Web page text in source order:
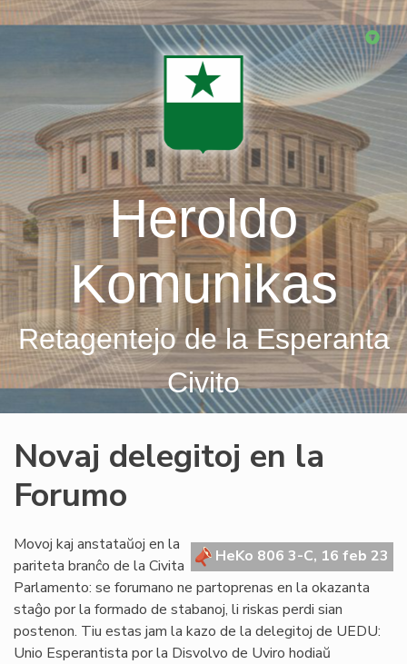
Skip
Heroldo
Komunikas
Retagentejo de la Esperanta
Civito
Novaj delegitoj en la
Forumo
HeKo 806 3-C, 16 feb 23
Movoj kaj anstataŭoj en la
pariteta branĉo de la Civita
Parlamento: se forumano ne partoprenas en la okazanta
staĝo por la formado de stabanoj, li riskas perdi sian
postenon. Tiu estas jam la kazo de la delegitoj de UEDU:
Unio Esperantista por la Disvolvo de Uviro hodiaŭ